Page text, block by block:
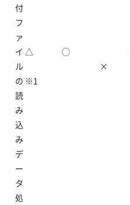
付
フ
ァ
イ
ル
の
読
み
込
み
△
※1
◯
×
デ
ー
タ
処